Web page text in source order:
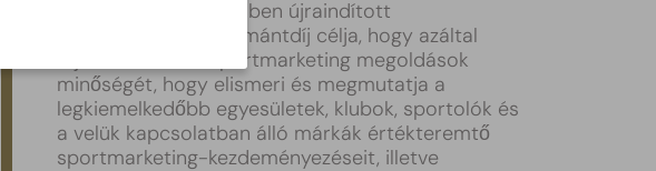
Tagozata által 2024-ben újraindított
Sportmarketing Gyémántdíj célja, hogy azáltal
fejlessze a hazai sportmarketing megoldások
minőségét, hogy elismeri és megmutatja a
legkiemelkedőbb egyesületek, klubok, sportolók és
a velük kapcsolatban álló márkák értékteremtő
sportmarketing-kezdeményezéseit, illetve